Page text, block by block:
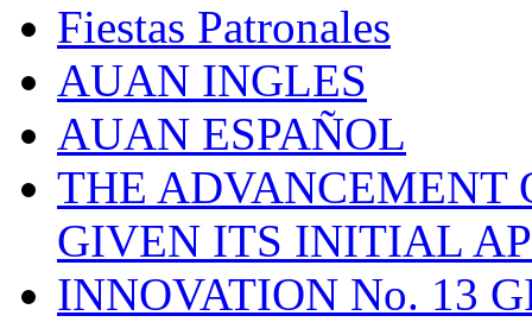
Fiestas Patronales
AUAN INGLES
AUAN ESPAÑOL
THE ADVANCEMENT
GIVEN ITS INITIAL
INNOVATION No. 13